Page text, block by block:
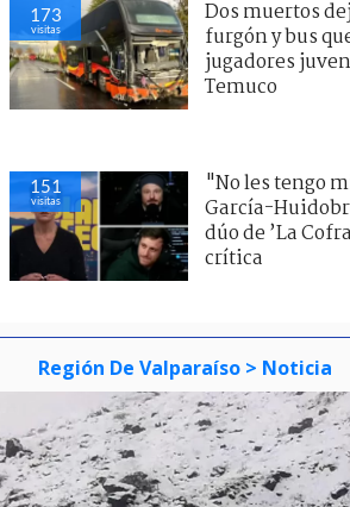
173
visitas
Dos muertos
furgón y bus
jugadores
Temuco
151
visitas
"No les tengo
García-
dúo de ’La
crítica
Región De Valparaíso > Noticia